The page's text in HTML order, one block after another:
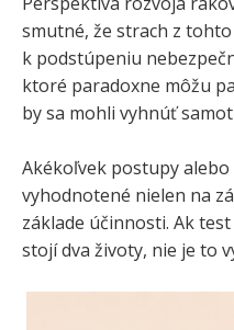
smutné, že strach z
k podstúpeniu
ktoré paradoxne môžu
by sa mohli vyhnúť
Akékoľvek postupy
vyhodnotené nielen na
základe účinnosti. Ak
stojí dva životy, nie je to